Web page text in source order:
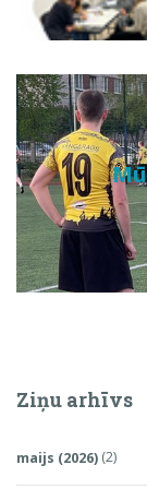
Ziņu arhīvs
maijs (2026) (2)